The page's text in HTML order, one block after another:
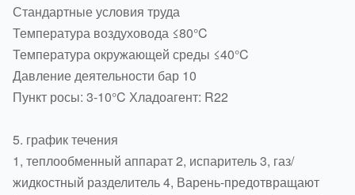
Стандартные условия труда
Температура воздуховода ≤80°C
Температура окружающей среды ≤40°C
Давление деятельности бар 10
Пункт росы: 3-10°C Хладоагент: R22
5. график течения
1, теплообменный аппарат 2, испаритель 3, газ/
жидкостный разделитель 4, Варень-предотвращают